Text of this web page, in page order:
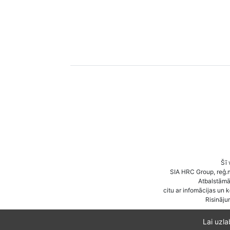
Lai
Šī
SIA HRC Group,
citu ar infomācijas un